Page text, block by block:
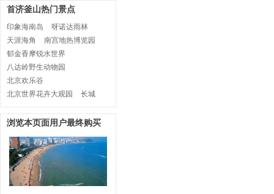
首济釜山热门景点
印象海南岛
呀诺达雨林
天涯海角
南宫地热博览园
郁金香摩锐水世界
八达岭野生动物园
北京欢乐谷
北京世界花卉大观园
长城
浏览本页面用户最终购买